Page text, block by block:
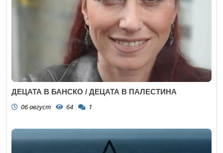
ДЕЦАТА В БАНСКО / ДЕЦАТА В ПАЛЕСТИНА
06 август 64 1